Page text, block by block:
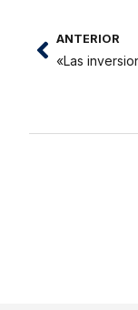
ANTERIOR